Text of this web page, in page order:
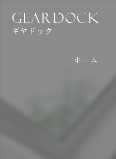
ホーム